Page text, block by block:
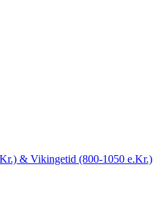
& Vikingetid (800-1050 e.Kr.)